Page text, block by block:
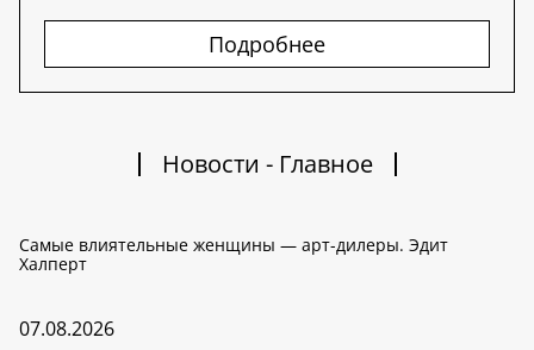
Подробнее
Новости - Главное
Самые влиятельные женщины — арт-дилеры. Эдит
Халперт
07.08.2026